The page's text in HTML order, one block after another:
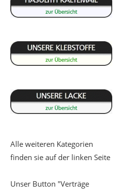
Alle weiteren Kategorien
finden sie auf der linken Seite
Unser Button "Verträge